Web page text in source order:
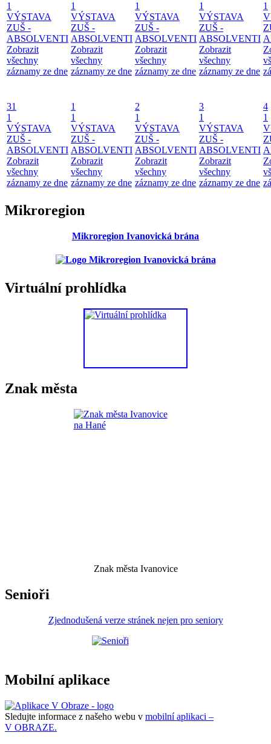
1
VÝSTAVA
ZUŠ -
ABSOLVENTI
Zobrazit
všechny
záznamy ze dne
1
VÝSTAVA
ZUŠ -
ABSOLVENTI
Zobrazit
všechny
záznamy ze dne
1
VÝSTAVA
ZUŠ -
ABSOLVENTI
Zobrazit
všechny
záznamy ze dne
1
VÝSTAVA
ZUŠ -
ABSOLVENTI
Zobrazit
všechny
záznamy ze dne
1
31
1
VÝSTAVA
ZUŠ -
ABSOLVENTI
Zobrazit
všechny
záznamy ze dne
1
1
VÝSTAVA
ZUŠ -
ABSOLVENTI
Zobrazit
všechny
záznamy ze dne
2
1
VÝSTAVA
ZUŠ -
ABSOLVENTI
Zobrazit
všechny
záznamy ze dne
3
1
VÝSTAVA
ZUŠ -
ABSOLVENTI
Zobrazit
všechny
záznamy ze dne
4
1
Mikroregion
Mikroregion Ivanovická brána
Virtuální prohlídka
Znak města
Znak města Ivanovice
Senioři
Zjednodušená verze stránek nejen pro seniory
Mobilní aplikace
Sledujte informace z našeho webu v mobilní aplikaci –
V OBRAZE.